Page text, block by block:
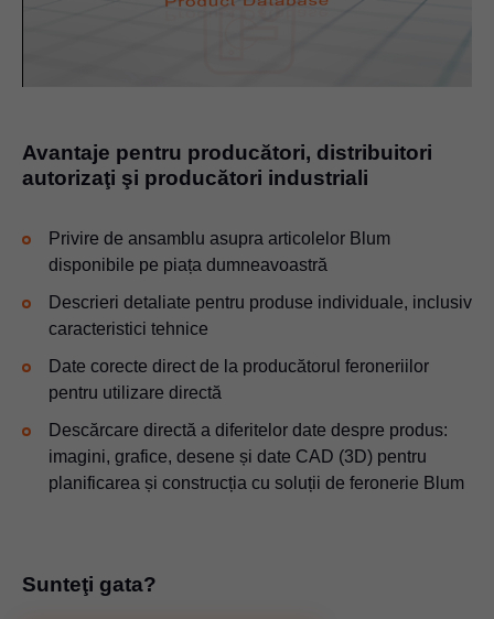
Avantaje pentru producători, distribuitori
autorizaţi şi producători industriali
Privire de ansamblu asupra articolelor Blum
disponibile pe piața dumneavoastră
Descrieri detaliate pentru produse individuale, inclusiv
caracteristici tehnice
Date corecte direct de la producătorul feroneriilor
pentru utilizare directă
Descărcare directă a diferitelor date despre produs:
imagini, grafice, desene și date CAD (3D) pentru
planificarea și construcția cu soluții de feronerie Blum
Sunteţi gata?